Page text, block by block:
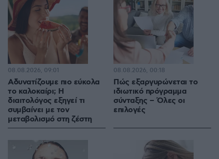
Αδυνατίζουμε πιο εύκολα
το καλοκαίρι; Η
διαιτολόγος εξηγεί τι
συμβαίνει με τον
μεταβολισμό στη ζέστη
08.08.2026, 09:01
Πώς εξαργυρώνεται το
ιδιωτικό πρόγραμμα
σύνταξης – Όλες οι
επιλογές
08.08.2026, 00:18